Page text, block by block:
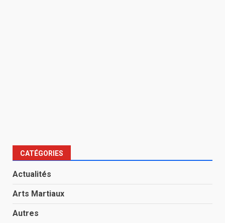
CATÉGORIES
Actualités
Arts Martiaux
Autres